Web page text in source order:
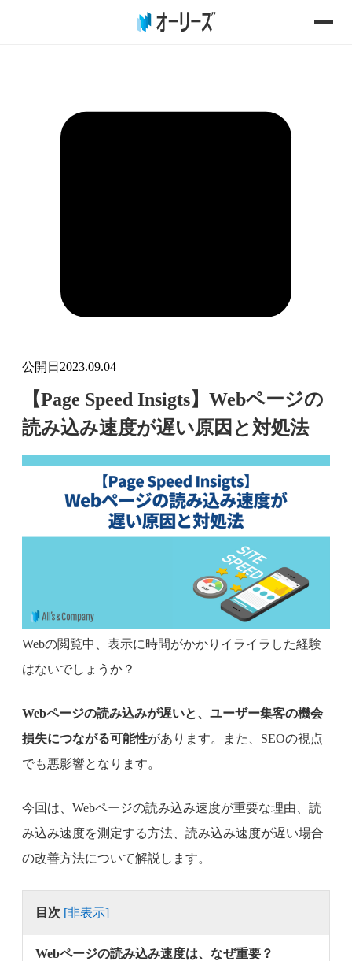
公開日 2023.09.04
【Page Speed Insigts】Webページの
読み込み速度が遅い原因と対処法
Webの閲覧中、表示に時間がかかりイライラした経験
はないでしょうか？
Webページの読み込みが遅いと、ユーザー集客の機会
損失につながる可能性があります。また、SEOの視点
でも悪影響となります。
今回は、Webページの読み込み速度が重要な理由、読
み込み速度を測定する方法、読み込み速度が遅い場合
の改善方法について解説します。
目次 [非表示]
Webページの読み込み速度は、なぜ重要？